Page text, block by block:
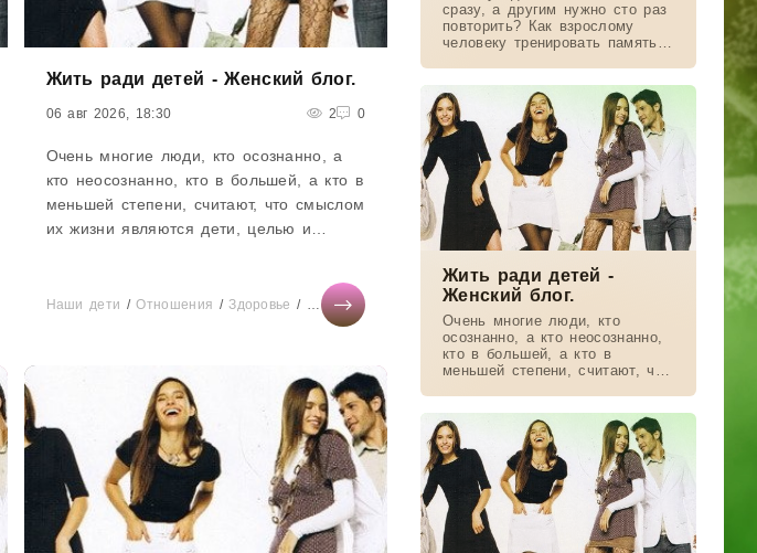
Отношения/ СТАТЬИ/Диеты / Дом/Новости звезд/ Мир женщины /Свадьба
Жить ради детей - Женский блог.
06 авг 2026, 18:30 2 0
Очень многие люди, кто осознанно, а
кто неосознанно, кто в большей, а кто в
меньшей степени, считают, что смыслом
их жизни являются дети, целью и
Наши дети /Отношения /Здоровье / Бизнес/ Тесты онлайн/Мода/ Красота Мир
сразу, а другим нужно сто раз
повторить? Как взрослому
человеку тренировать память?
способности зависят от
полушарий мозга?...
Жить ради детей -
Женский блог.
Очень многие люди, кто
осознанно, а кто неосознанно,
кто в большей, а кто в
меньшей степени, считают, что
задачей – “поставить детей на
ноги”,